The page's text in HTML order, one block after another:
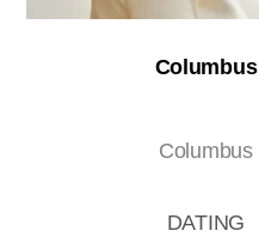
Columbus
Columbus
DATING